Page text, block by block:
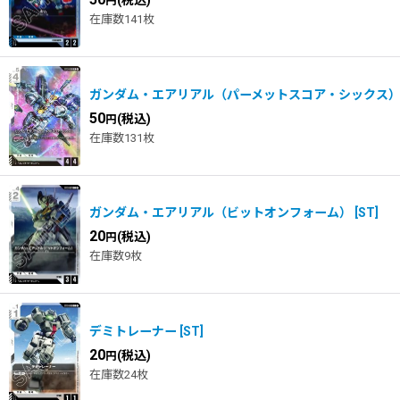
在庫数141枚
ガンダム・エアリアル（パーメットスコア・シックス）
50円 (税込)
在庫数131枚
ガンダム・エアリアル（ビットオンフォーム） ST
20円 (税込)
在庫数9枚
デミトレーナー ST
20円 (税込)
在庫数24枚